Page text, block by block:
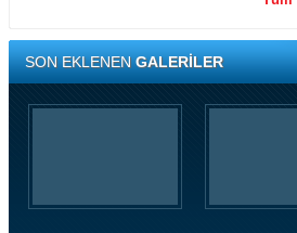
SON EKLENENGALERİLER